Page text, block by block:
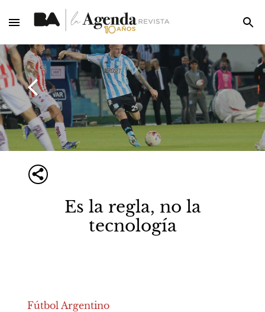
Es la regla, no la
tecnología
Fútbol Argentino